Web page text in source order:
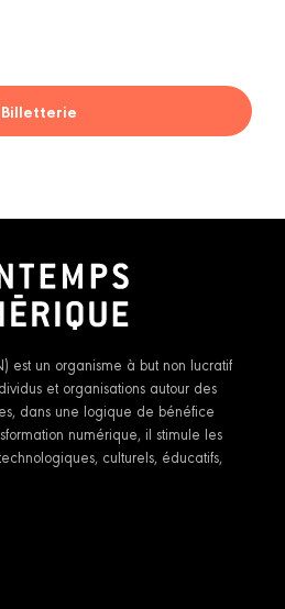
Billetterie
est un organisme à but non lucratif
et organisations autour des
dans une logique de bénéfice
numérique, il stimule les
culturels, éducatifs,